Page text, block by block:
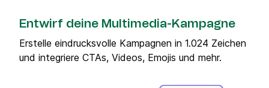
Entwirf deine Multimedia-Kampagne
Erstelle eindrucksvolle Kampagnen in 1.024 Zeichen
und integriere CTAs, Videos, Emojis und mehr.